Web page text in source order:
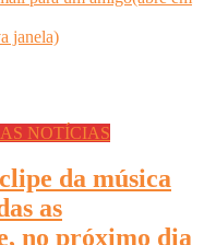
janela)
NOTÍCIAS
da música
as
no próximo dia